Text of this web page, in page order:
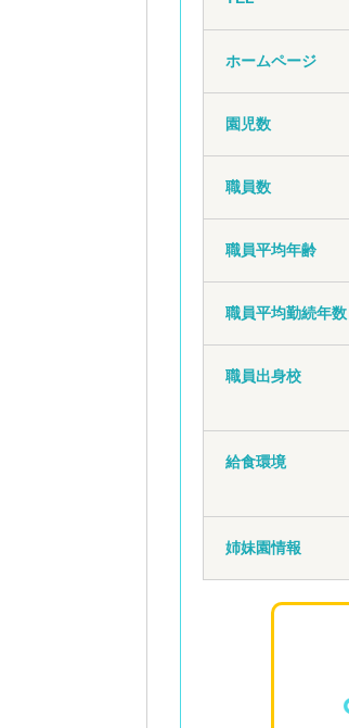
ホームページ
園児数
職員数
職員平均年齢
職員平均勤続年数
職員出身校
給食環境
姉妹園情報